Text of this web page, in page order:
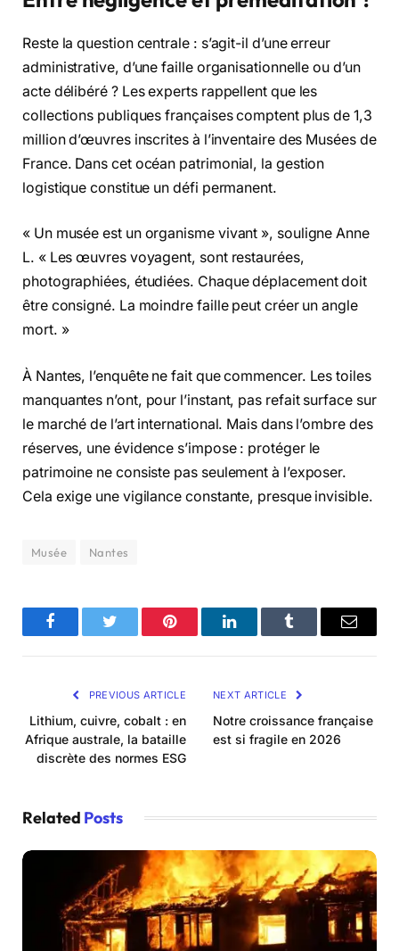
Reste la question centrale : s’agit-il d’une erreur
administrative, d’une faille organisationnelle ou d’un
acte délibéré ? Les experts rappellent que les
collections publiques françaises comptent plus de 1,3
million d’œuvres inscrites à l’inventaire des Musées de
France. Dans cet océan patrimonial, la gestion
logistique constitue un défi permanent.
« Un musée est un organisme vivant », souligne Anne
L. « Les œuvres voyagent, sont restaurées,
photographiées, étudiées. Chaque déplacement doit
être consigné. La moindre faille peut créer un angle
mort. »
À Nantes, l’enquête ne fait que commencer. Les toiles
manquantes n’ont, pour l’instant, pas refait surface sur
le marché de l’art international. Mais dans l’ombre des
réserves, une évidence s’impose : protéger le
patrimoine ne consiste pas seulement à l’exposer.
Cela exige une vigilance constante, presque invisible.
Musée Nantes
FacebookTwitter Pinterest LinkedInTumblr Email
PREVIOUS ARTICLE
Lithium, cuivre, cobalt : en
Afrique australe, la bataille
discrète des normes ESG
NEXT ARTICLE
Notre croissance française
est si fragile en 2026
Related Posts